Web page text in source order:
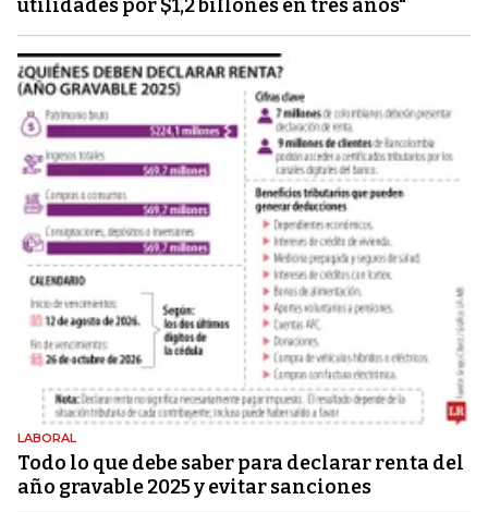
utilidades por $1,2 billones en tres años"
LABORAL
Todo lo que debe saber para declarar renta del
año gravable 2025 y evitar sanciones